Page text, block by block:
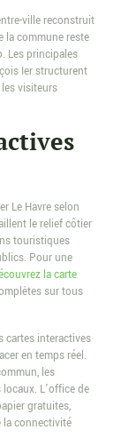
ville reconstruit
la commune reste
Les principales
Ier structurent
visiteurs
Le Havre selon
le relief côtier
touristiques
Pour une
la carte
sur tous
cartes interactives
en temps réel.
les
L’office de
gratuites,
la connectivité